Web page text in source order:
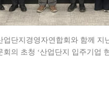
업단지경영자연합회와 함께 지
의 초청 ‘산업단지 입주기업